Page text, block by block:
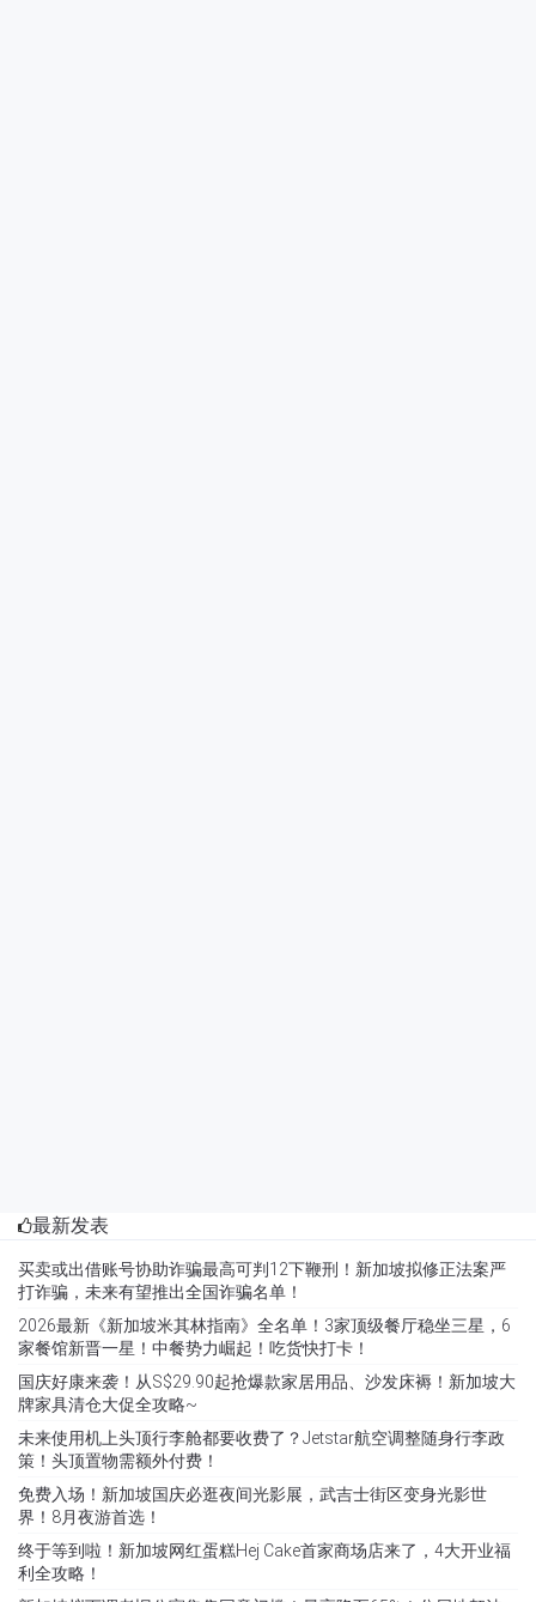
最新发表
买卖或出借账号协助诈骗最高可判12下鞭刑！新加坡拟修正法案严
打诈骗，未来有望推出全国诈骗名单！
2026最新《新加坡米其林指南》全名单！3家顶级餐厅稳坐三星，6
家餐馆新晋一星！中餐势力崛起！吃货快打卡！
国庆好康来袭！从S$29.90起抢爆款家居用品、沙发床褥！新加坡大
牌家具清仓大促全攻略~
未来使用机上头顶行李舱都要收费了？Jetstar航空调整随身行李政
策！头顶置物需额外付费！
免费入场！新加坡国庆必逛夜间光影展，武吉士街区变身光影世
界！8月夜游首选！
终于等到啦！新加坡网红蛋糕Hej Cake首家商场店来了，4大开业福
利全攻略！